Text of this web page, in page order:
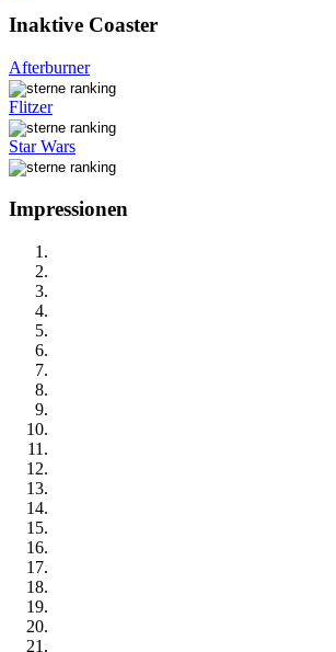
Inaktive Coaster
Afterburner
Flitzer
Star Wars
Impressionen